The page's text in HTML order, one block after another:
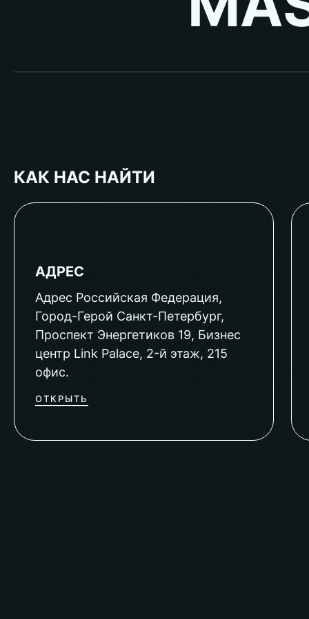
КАК НАС НАЙТИ
АДРЕС
Адрес Российская Федерация,
Город-Герой Санкт-Петербург,
Проспект Энергетиков 19, Бизнес
центр Link Palace, 2-й этаж, 215
офис.
ОТКРЫТЬ